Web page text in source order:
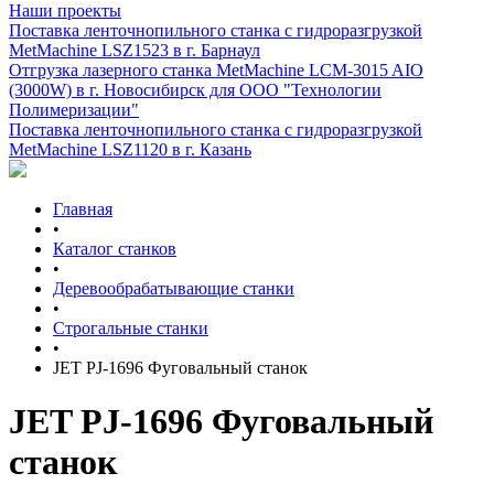
Наши проекты
Поставка ленточнопильного станка c гидроразгрузкой
MetMachine LSZ1523 в г. Барнаул
Отгрузка лазерного станка MetMachine LCM-3015 AIO
(3000W) в г. Новосибирск для ООО "Технологии
Полимеризации"
Поставка ленточнопильного станка c гидроразгрузкой
MetMachine LSZ1120 в г. Казань
Главная
•
Каталог станков
•
Деревообрабатывающие станки
•
Строгальные станки
•
JET PJ-1696 Фуговальный станок
JET PJ-1696 Фуговальный
станок